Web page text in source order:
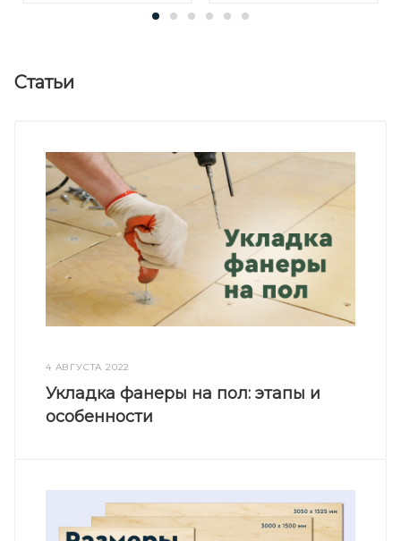
Статьи
4 АВГУСТА 2022
Укладка фанеры на пол: этапы и
особенности